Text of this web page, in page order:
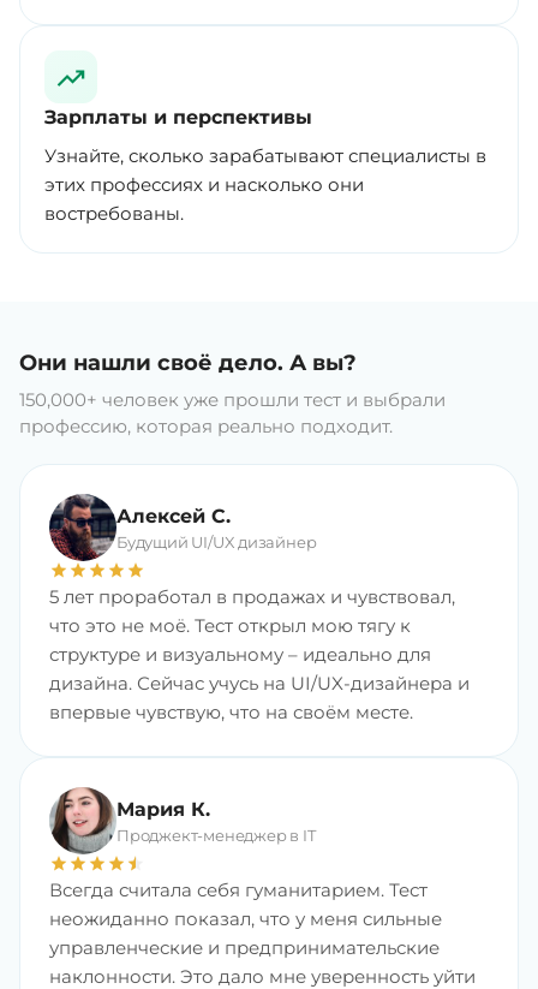
Зарплаты и перспективы
Узнайте, сколько зарабатывают специалисты в
этих профессиях и насколько они
востребованы.
Они нашли своё дело. А вы?
150,000+ человек уже прошли тест и выбрали
профессию, которая реально подходит.
Алексей С.
Будущий UI/UX дизайнер
star star star star star
5 лет проработал в продажах и чувствовал,
что это не моё. Тест открыл мою тягу к
структуре и визуальному – идеально для
дизайна. Сейчас учусь на UI/UX-дизайнера и
впервые чувствую, что на своём месте.
Мария К.
Проджект-менеджер в IT
star star star star star
star
Всегда считала себя гуманитарием. Тест
неожиданно показал, что у меня сильные
управленческие и предпринимательские
наклонности. Это дало мне уверенность уйти